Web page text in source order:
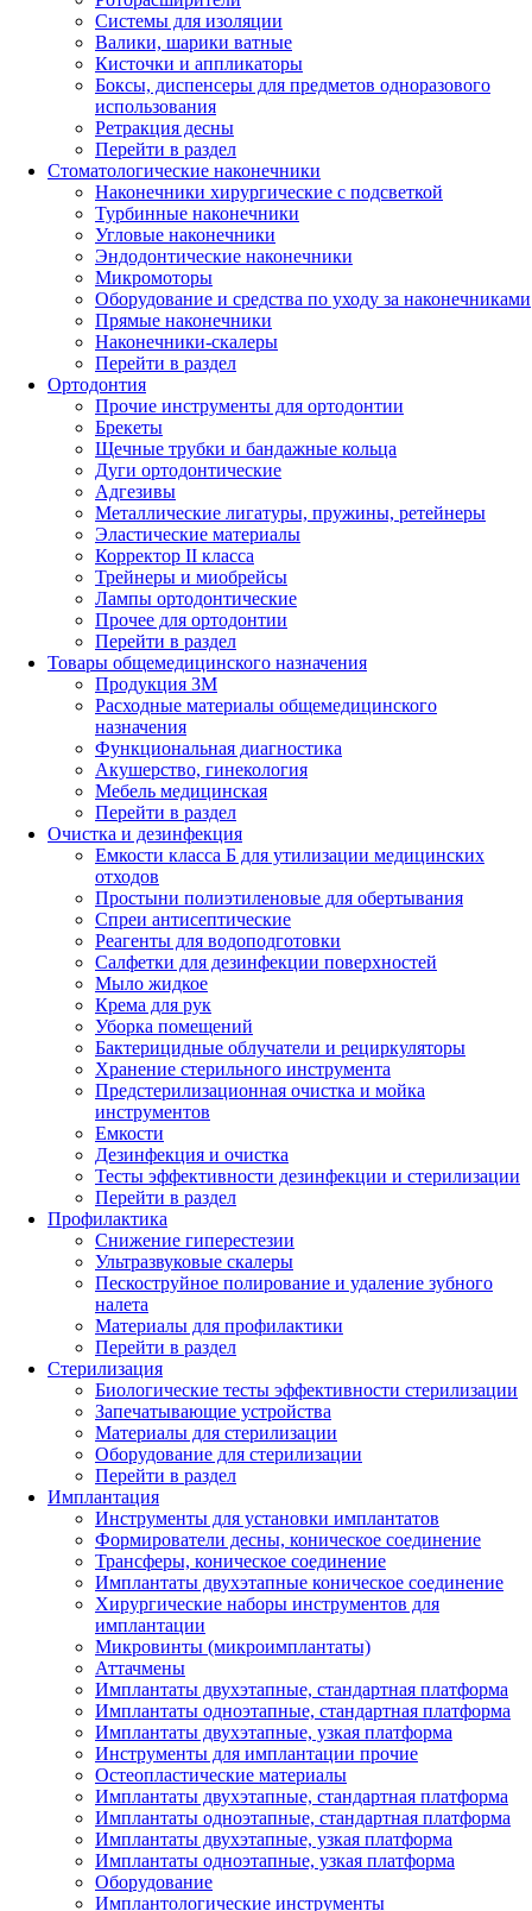
Системы для изоляции
Валики, шарики ватные
Кисточки и аппликаторы
Боксы, диспенсеры для предметов одноразового
использования
Ретракция десны
Перейти в раздел
Стоматологические наконечники
Наконечники хирургические с подсветкой
Турбинные наконечники
Угловые наконечники
Эндодонтические наконечники
Микромоторы
Оборудование и средства по уходу за наконечниками
Прямые наконечники
Наконечники-скалеры
Перейти в раздел
Ортодонтия
Прочие инструменты для ортодонтии
Брекеты
Щечные трубки и бандажные кольца
Дуги ортодонтические
Адгезивы
Металлические лигатуры, пружины, ретейнеры
Эластические материалы
Корректор II класса
Трейнеры и миобрейсы
Лампы ортодонтические
Прочее для ортодонтии
Перейти в раздел
Товары общемедицинского назначения
Продукция 3М
Расходные материалы общемедицинского
назначения
Функциональная диагностика
Акушерство, гинекология
Мебель медицинская
Перейти в раздел
Очистка и дезинфекция
Емкости класса Б для утилизации медицинских
отходов
Простыни полиэтиленовые для обертывания
Спреи антисептические
Реагенты для водоподготовки
Салфетки для дезинфекции поверхностей
Мыло жидкое
Крема для рук
Уборка помещений
Бактерицидные облучатели и рециркуляторы
Хранение стерильного инструмента
Предстерилизационная очистка и мойка
инструментов
Емкости
Дезинфекция и очистка
Тесты эффективности дезинфекции и стерилизации
Перейти в раздел
Профилактика
Снижение гиперестезии
Ультразвуковые скалеры
Пескоструйное полирование и удаление зубного
налета
Материалы для профилактики
Перейти в раздел
Стерилизация
Биологические тесты эффективности стерилизации
Запечатывающие устройства
Материалы для стерилизации
Оборудование для стерилизации
Перейти в раздел
Имплантация
Инструменты для установки имплантатов
Формирователи десны, коническое соединение
Трансферы, коническое соединение
Имплантаты двухэтапные коническое соединение
Хирургические наборы инструментов для
имплантации
Микровинты (микроимплантаты)
Аттачмены
Имплантаты двухэтапные, стандартная платформа
Имплантаты одноэтапные, стандартная платформа
Имплантаты двухэтапные, узкая платформа
Инструменты для имплантации прочие
Остеопластические материалы
Имплантаты двухэтапные, стандартная платформа
Имплантаты одноэтапные, стандартная платформа
Имплантаты двухэтапные, узкая платформа
Имплантаты одноэтапные, узкая платформа
Оборудование
Имплантологические инструменты